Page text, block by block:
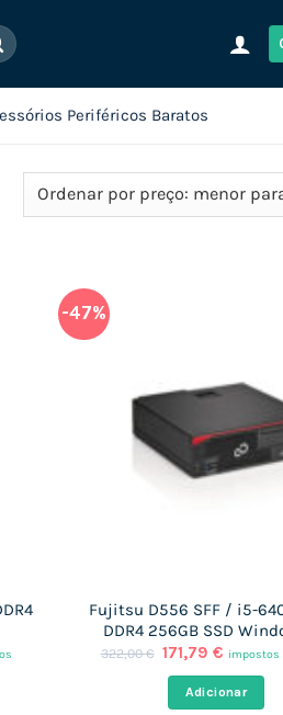
Periféricos Baratos
-47%
Fujitsu D556 SFF / i5-
DDR4 256GB SSD
322,00€ O
original
era:
171,79€ O
atual
é:
impostos
Adicionar